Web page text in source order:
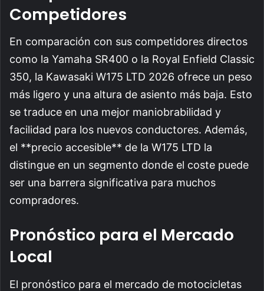
Competidores
En comparación con sus competidores directos
como la Yamaha SR400 o la Royal Enfield Classic
350, la Kawasaki W175 LTD 2026 ofrece un peso
más ligero y una altura de asiento más baja. Esto
se traduce en una mejor maniobrabilidad y
facilidad para los nuevos conductores. Además,
el **precio accesible** de la W175 LTD la
distingue en un segmento donde el coste puede
ser una barrera significativa para muchos
compradores.
Pronóstico para el Mercado
Local
El pronóstico para el mercado de motocicletas